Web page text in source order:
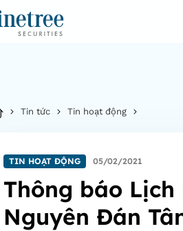
Tin tức Tin hoạt động
TIN HOẠT ĐỘNG 05/02/2021
Thông báo Lịch
Nguyên Đán